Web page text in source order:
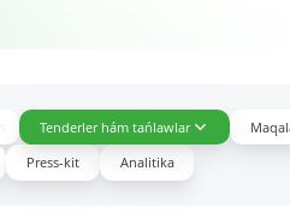
Tenderler hám tańlawlar
Press-kit Analitika